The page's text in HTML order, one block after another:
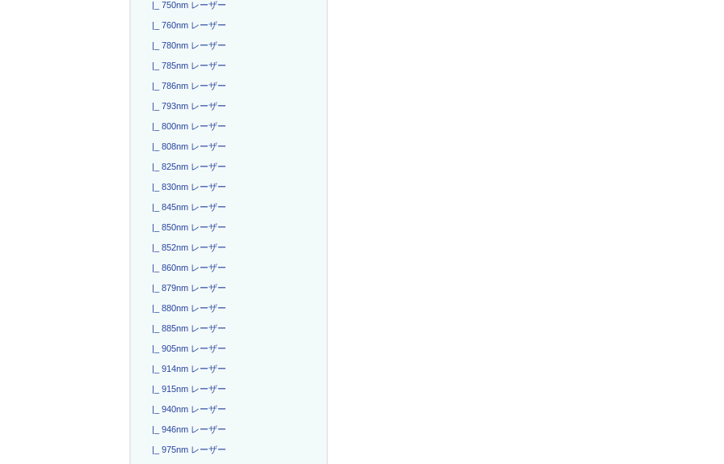
|_ 750nm レーザー
|_ 760nm レーザー
|_ 780nm レーザー
|_ 785nm レーザー
|_ 786nm レーザー
|_ 793nm レーザー
|_ 800nm レーザー
|_ 808nm レーザー
|_ 825nm レーザー
|_ 830nm レーザー
|_ 845nm レーザー
|_ 850nm レーザー
|_ 852nm レーザー
|_ 860nm レーザー
|_ 879nm レーザー
|_ 880nm レーザー
|_ 885nm レーザー
|_ 905nm レーザー
|_ 914nm レーザー
|_ 915nm レーザー
|_ 940nm レーザー
|_ 946nm レーザー
|_ 975nm レーザー